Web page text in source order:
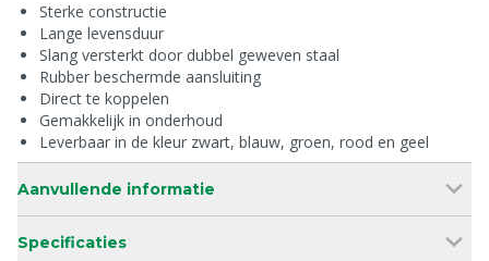
Sterke constructie
Lange levensduur
Slang versterkt door dubbel geweven staal
Rubber beschermde aansluiting
Direct te koppelen
Gemakkelijk in onderhoud
Leverbaar in de kleur zwart, blauw, groen, rood en geel
Aanvullende informatie
Specificaties